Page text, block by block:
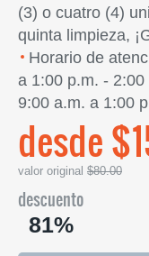
(3) o cuatro (4)
quinta limpieza,
Horario de
a 1:00 p.m. -
9:00 a.m. a 1:00
desde
valor original $80.00
descuento
81%